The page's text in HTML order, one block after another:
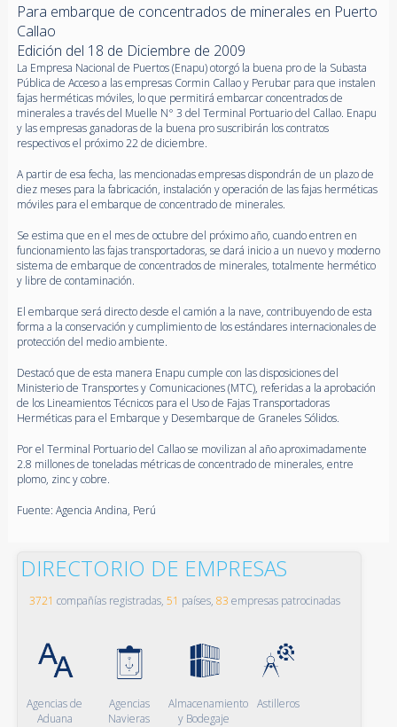
Para embarque de concentrados de minerales en Puerto
Callao
Edición del 18 de Diciembre de 2009
La Empresa Nacional de Puertos (Enapu) otorgó la buena pro de la Subasta
Pública de Acceso a las empresas Cormin Callao y Perubar para que instalen
fajas herméticas móviles, lo que permitirá embarcar concentrados de
minerales a través del Muelle N° 3 del Terminal Portuario del Callao. Enapu
y las empresas ganadoras de la buena pro suscribirán los contratos
respectivos el próximo 22 de diciembre.
A partir de esa fecha, las mencionadas empresas dispondrán de un plazo de
diez meses para la fabricación, instalación y operación de las fajas herméticas
móviles para el embarque de concentrado de minerales.
Se estima que en el mes de octubre del próximo año, cuando entren en
funcionamiento las fajas transportadoras, se dará inicio a un nuevo y moderno
sistema de embarque de concentrados de minerales, totalmente hermético
y libre de contaminación.
El embarque será directo desde el camión a la nave, contribuyendo de esta
forma a la conservación y cumplimiento de los estándares internacionales de
protección del medio ambiente.
Destacó que de esta manera Enapu cumple con las disposiciones del
Ministerio de Transportes y Comunicaciones (MTC), referidas a la aprobación
de los Lineamientos Técnicos para el Uso de Fajas Transportadoras
Herméticas para el Embarque y Desembarque de Graneles Sólidos.
Por el Terminal Portuario del Callao se movilizan al año aproximadamente
2.8 millones de toneladas métricas de concentrado de minerales, entre
plomo, zinc y cobre.
Fuente: Agencia Andina, Perú
DIRECTORIO DE EMPRESAS
3721 compañías registradas, 51 países, 83 empresas patrocinadas
Agencias de
Aduana
Agencias
Navieras
Almacenamiento
y Bodegaje
Astilleros